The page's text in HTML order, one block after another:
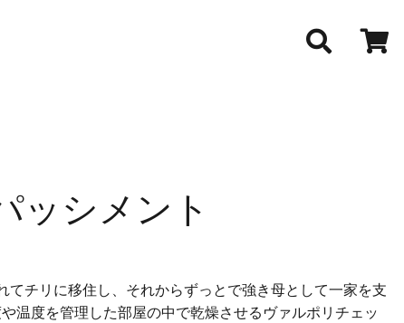
ッシメント
チリに移住し、それからずっとで強き母として一家を支
温度を管理した部屋の中で乾燥させるヴァルポリチェッ